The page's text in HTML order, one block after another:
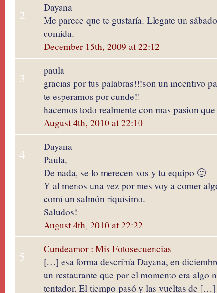
2
Dayana
Me parece que te gustaría. Llegate un
comida.
December 15th, 2009 at 22:12
3
paula
gracias por tus palabras!!!son un incentivo
te esperamos por cunde!!
hacemos todo realmente con mas pasion
August 4th, 2010 at 22:10
4
Dayana
Paula,
De nada, se lo merecen vos y tu equipo 🙂
Y al menos una vez por mes voy a comer
comí un salmón riquísimo.
Saludos!
August 4th, 2010 at 22:22
5
Cundeamor : Mis Fotosecuencias
[…] esa forma describía Dayana, en
un restaurante que por el momento era algo
tentador. El tiempo pasó y las vueltas de […]